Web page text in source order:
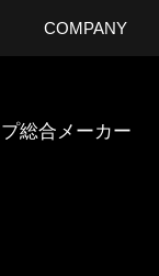
COMPANY
総合メーカー